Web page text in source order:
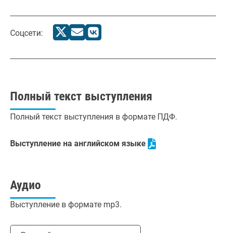
Соцсети:
Полный текст выступления
Полный текст выступления в формате ПДФ.
Выступление на английском языке
Аудио
Выступление в формате mp3.